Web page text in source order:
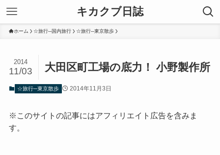
キカクブ日誌
ホーム ☆旅行─国内旅行 ☆旅行─東京散歩
大田区町工場の底力！ 小野製作所
2014
11/03
☆旅行─東京散歩 2014年11月3日
※このサイトの記事にはアフィリエイト広告を含みま
す。